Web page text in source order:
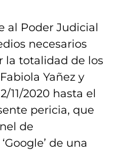
al Poder Judicial
necesarios
la totalidad de los
Yañez y
11/2020 hasta el
pericia, que
de
de una